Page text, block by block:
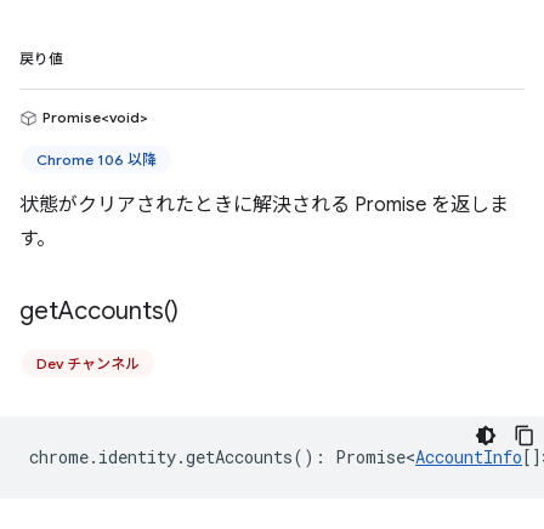
戻り値
Promise<void>
Chrome 106 以降
状態がクリアされたときに解決される Promise を返しま
す。
getAccounts()
Dev チャンネル
chrome. identity.getAccounts() : Promise<AccountInfo[]